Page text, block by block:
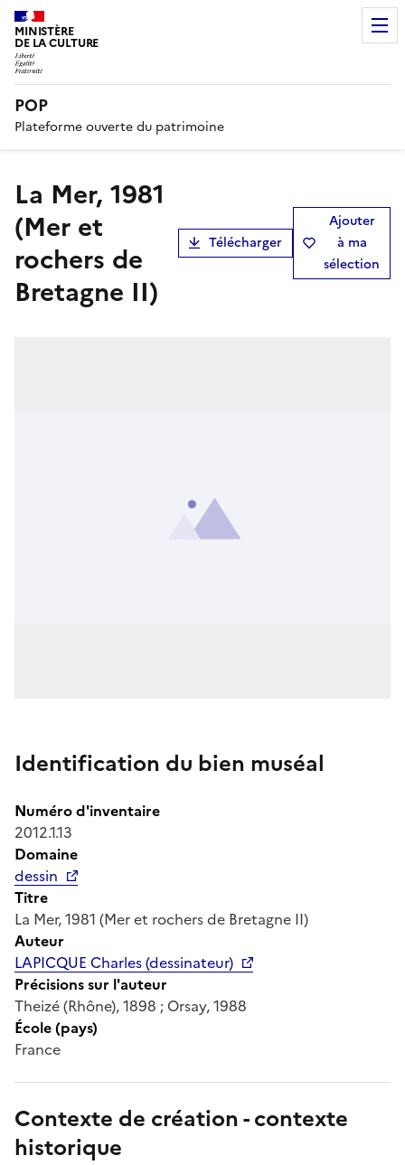
MINISTÈRE
DE LA CULTURE
POP
Plateforme ouverte du patrimoine
La Mer, 1981
(Mer et
rochers de
Bretagne II)
Télécharger
Ajouter
à ma
sélection
Identification du bien muséal
Numéro d'inventaire
2012.1.13
Domaine
dessin
Titre
La Mer, 1981 (Mer et rochers de Bretagne II)
Auteur
LAPICQUE Charles (dessinateur)
Précisions sur l'auteur
Theizé (Rhône), 1898 ; Orsay, 1988
École (pays)
France
Contexte de création - contexte
historique